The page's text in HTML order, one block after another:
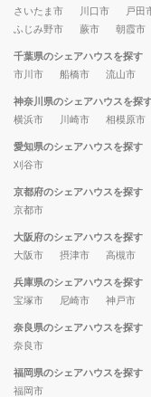
さいたま市
川口市 戸田
ふじみ野市
蕨市 朝霞市
千葉県のシェアハウスを探す
市川市
船橋市 流山市
神奈川県のシェアハウスを探
横浜市
川崎市 相模原市
愛知県のシェアハウスを探す
刈谷市
京都府のシェアハウスを探す
京都市
大阪府のシェアハウスを探す
大阪市
摂津市 高槻市
兵庫県のシェアハウスを探す
宝塚市
尼崎市 神戸市
奈良県のシェアハウスを探す
奈良市
福岡県のシェアハウスを探す
福岡市